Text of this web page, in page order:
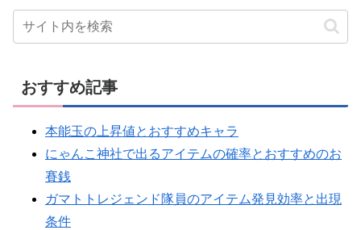
おすすめ記事
本能玉の上昇値とおすすめキャラ
にゃんこ神社で出るアイテムの確率とおすすめのお
賽銭
ガマトトレジェンド隊員のアイテム発見効率と出現
条件